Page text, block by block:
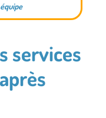
services